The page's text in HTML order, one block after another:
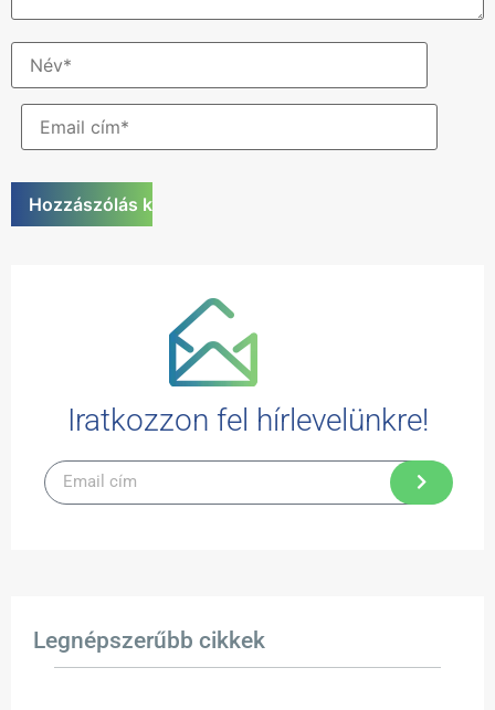
Iratkozzon fel hírlevelünkre!
Legnépszerűbb cikkek